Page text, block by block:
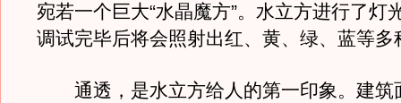
宛若一个巨大“水晶魔方”。水立方进行了灯
调试完毕后将会照射出红、黄、绿、蓝等多
通透，是水立方给人的第一印象。建筑